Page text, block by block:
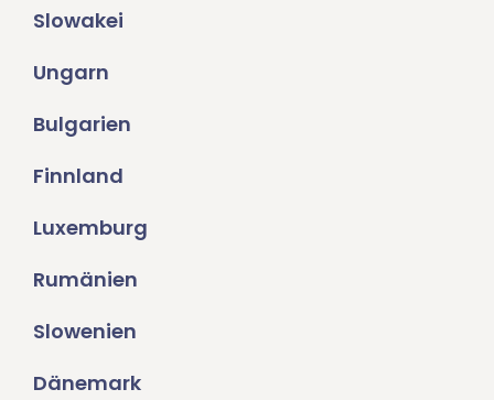
Slowakei
Ungarn
Bulgarien
Finnland
Luxemburg
Rumänien
Slowenien
Dänemark